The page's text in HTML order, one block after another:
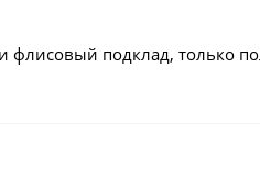
подклад, только